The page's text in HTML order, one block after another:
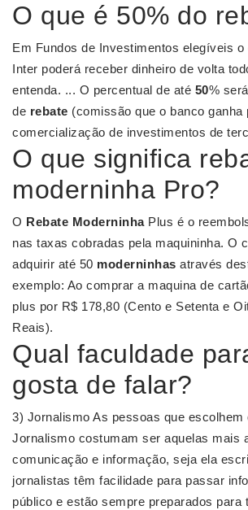
O que é 50% do
Em Fundos de Investimentos elegíveis o
Inter poderá receber dinheiro de volta
entenda. ... O percentual de até 50%
de rebate (comissão que o banco ganha
comercialização de investimentos de
O que significa
moderninha Pro?
O Rebate ModerninhaPlus é o
nas taxas cobradas pela maquininha. O
adquirir até 50 moderninhas através
exemplo: Ao comprar a maquina de
plus por R$ 178,80 (Cento e Setenta e
Reais).
Qual faculdade
gosta de falar?
3) Jornalismo As pessoas que escolhem
Jornalismo costumam ser aquelas mais
comunicação e informação, seja ela
jornalistas têm facilidade para passar
público e estão sempre preparados para